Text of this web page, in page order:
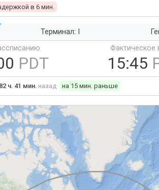
в 6 мин.
Терминал: I
PDT
Фактическое
15:45
ч. 41 мин. назад на 15 мин. раньше